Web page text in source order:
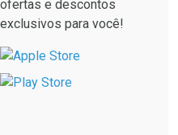
ofertas e descontos
exclusivos para você!